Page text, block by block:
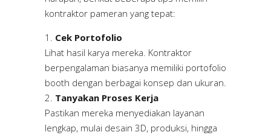
kontraktor pameran yang tepat:
Cek Portofolio
Lihat hasil karya mereka. Kontraktor
berpengalaman biasanya memiliki portofolio
booth dengan berbagai konsep dan ukuran.
Tanyakan Proses Kerja
Pastikan mereka menyediakan layanan
lengkap, mulai desain 3D, produksi, hingga